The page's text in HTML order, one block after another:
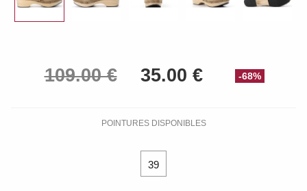
-68%
POINTURES DISPONIBLES
39